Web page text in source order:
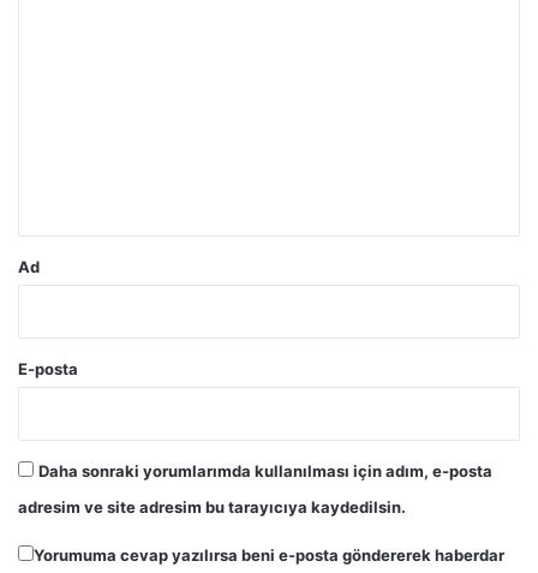
Ad
E-posta
Daha sonraki yorumlarımda kullanılması için adım, e-posta
adresim ve site adresim bu tarayıcıya kaydedilsin.
Yorumuma cevap yazılırsa beni e-posta göndererek haberdar